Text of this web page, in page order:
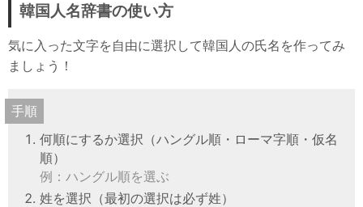
韓国人名辞書の使い方
気に入った文字を自由に選択して韓国人の氏名を作ってみ
ましょう！
手順
何順にするか選択（ハングル順・ローマ字順・仮名
順）
例：ハングル順を選ぶ
姓を選択（最初の選択は必ず姓）